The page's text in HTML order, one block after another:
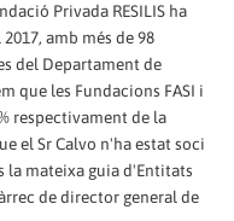
Privada RESILIS ha
amb més de 98
del Departament de
que les Fundacions FASI i
respectivament de la
el Sr Calvo n'ha estat soci
la mateixa guia d'Entitats
de director general de